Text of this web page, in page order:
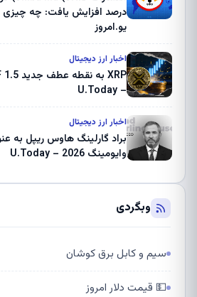
درصد افزایش یافت: چه
یو.امروز
اخبار ارز دیجیتال
– U.Today
اخبار ارز دیجیتال
براد گارلینگ هاوس ریپل به
وایومینگ 2026 – U.Today
وبگردی
سیم و کابل برق کوشان
💵 قیمت دلار امروز